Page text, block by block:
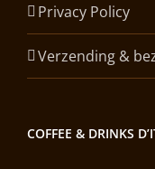
Privacy Policy
Verzending &
COFFEE & DRINKS